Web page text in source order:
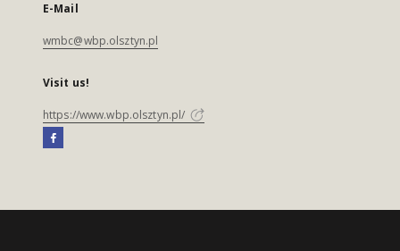
E-Mail
wmbc@wbp.olsztyn.pl
Visit us!
https://www.wbp.olsztyn.pl/